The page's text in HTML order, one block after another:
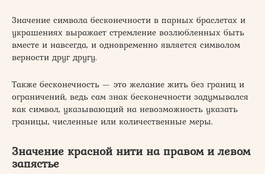
Значение символа бесконечности в парных браслетах и
украшениях выражает стремление возлюбленных быть
вместе и навсегда, и одновременно является символом
верности друг другу.
Также бесконечность — это желание жить без границ и
ограничений, ведь сам знак бесконечности задумывался
как символ, указывающий на невозможность указать
границы, численные или количественные меры.
Значение красной нити на правом и левом
запястье